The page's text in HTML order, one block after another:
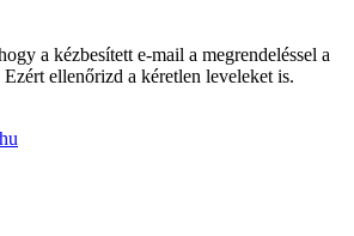
a kézbesített e-mail a megrendeléssel a
ellenőrizd a kéretlen leveleket is.